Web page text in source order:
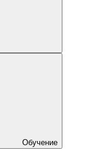
Обучение